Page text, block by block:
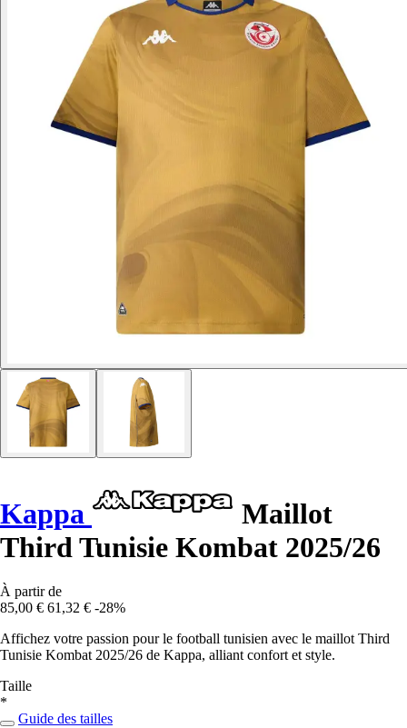
Kappa
Maillot
Third Tunisie Kombat 2025/26
À partir de
85,00 € 61,32 € -28%
Affichez votre passion pour le football tunisien avec le maillot Third
Tunisie Kombat 2025/26 de Kappa, alliant confort et style.
Taille
*
Guide des tailles